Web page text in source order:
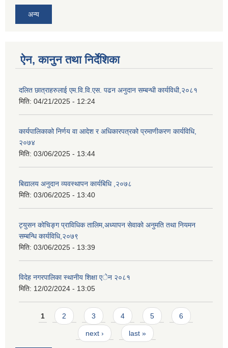
अन्य
ऐन, कानुन तथा निर्देशिका
दलित छात्राहरुलाई एम.वि.वि.एस. पढन अनुदान सम्बन्धी कार्यविधी,२०८१
मिति: 04/21/2025 - 12:24
कार्यपालिकाको निर्णय वा आदेश र अधिकारपत्रको प्रमाणीकरण कार्यविधि,
२०७४
मिति: 03/06/2025 - 13:44
बिद्यालय अनुदान व्यवस्थापन कार्यबिधि ,२०७८
मिति: 03/06/2025 - 13:40
ट्युसन कोचिङ्ग प्राविधिक तालिम,अध्यापन सेवाको अनुमति तथा नियमन
सम्बन्धि कार्यविधि,२०७९
मिति: 03/06/2025 - 13:39
विदेह नगरपालिका स्थानीय शिक्षा एेन २०८१
मिति: 12/02/2024 - 13:05
Pages
1 2 3 4 5 6
next › last »